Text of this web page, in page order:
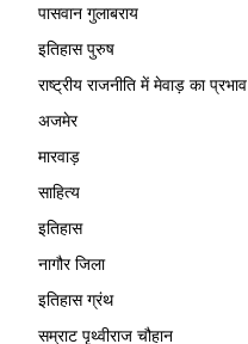
पासवान गुलाबराय
इतिहास पुरुष
राष्ट्रीय राजनीति में मेवाड़ का प्रभाव
अजमेर
मारवाड़
साहित्य
इतिहास
नागौर जिला
इतिहास ग्रंथ
सम्राट पृथ्वीराज चौहान